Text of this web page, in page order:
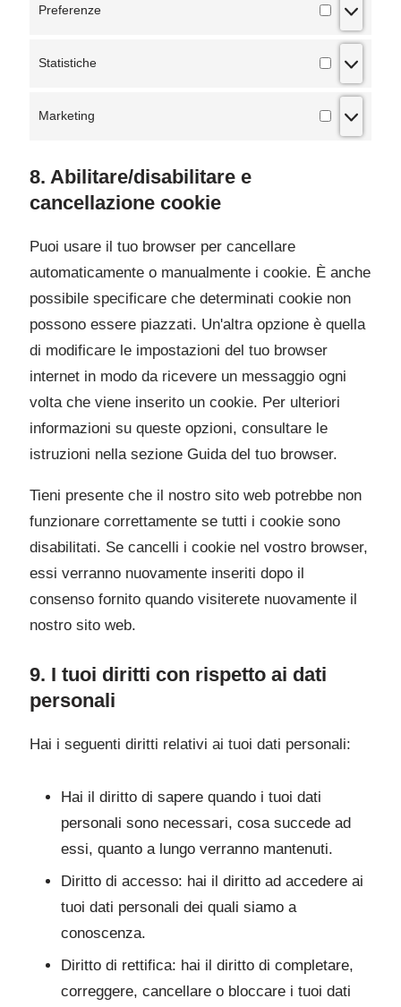
Preferenze
Statistiche
Marketing
8. Abilitare/disabilitare e
cancellazione cookie
Puoi usare il tuo browser per cancellare
automaticamente o manualmente i cookie. È anche
possibile specificare che determinati cookie non
possono essere piazzati. Un'altra opzione è quella
di modificare le impostazioni del tuo browser
internet in modo da ricevere un messaggio ogni
volta che viene inserito un cookie. Per ulteriori
informazioni su queste opzioni, consultare le
istruzioni nella sezione Guida del tuo browser.
Tieni presente che il nostro sito web potrebbe non
funzionare correttamente se tutti i cookie sono
disabilitati. Se cancelli i cookie nel vostro browser,
essi verranno nuovamente inseriti dopo il
consenso fornito quando visiterete nuovamente il
nostro sito web.
9. I tuoi diritti con rispetto ai dati
personali
Hai i seguenti diritti relativi ai tuoi dati personali:
Hai il diritto di sapere quando i tuoi dati
personali sono necessari, cosa succede ad
essi, quanto a lungo verranno mantenuti.
Diritto di accesso: hai il diritto ad accedere ai
tuoi dati personali dei quali siamo a
conoscenza.
Diritto di rettifica: hai il diritto di completare,
correggere, cancellare o bloccare i tuoi dati